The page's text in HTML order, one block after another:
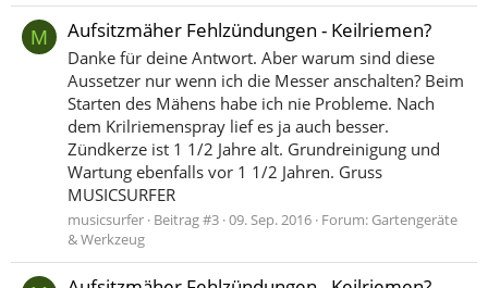
M Aufsitzmäher Fehlzündungen - Keilriemen?
Danke für deine Antwort. Aber warum sind diese
Aussetzer nur wenn ich die Messer anschalten? Beim
Starten des Mähens habe ich nie Probleme. Nach
dem Krilriemenspray lief es ja auch besser.
Zündkerze ist 1 1/2 Jahre alt. Grundreinigung und
Wartung ebenfalls vor 1 1/2 Jahren. Gruss
MUSICSURFER
musicsurfer Beitrag #3 09. Sep. 2016 Forum: Gartengeräte
& Werkzeug